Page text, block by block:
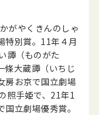
がやくきんのしゃ
特別賞。11年４月
譚（ものがた
條大蔵譚（いちじ
房お京で国立劇場
照手姫で、21年1
立劇場優秀賞。